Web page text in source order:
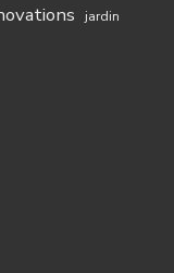
jardin